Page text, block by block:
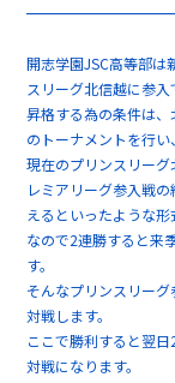
開志学園JSC高等部は
スリーグ北信越に参入
昇格する為の条件は
のトーナメントを行い
現在のプリンスリー
レミアリーグ参入戦
えるといったような形
なので2連勝すると来
す。
そんなプリンスリー
対戦します。
ここで勝利すると翌
対戦になります。